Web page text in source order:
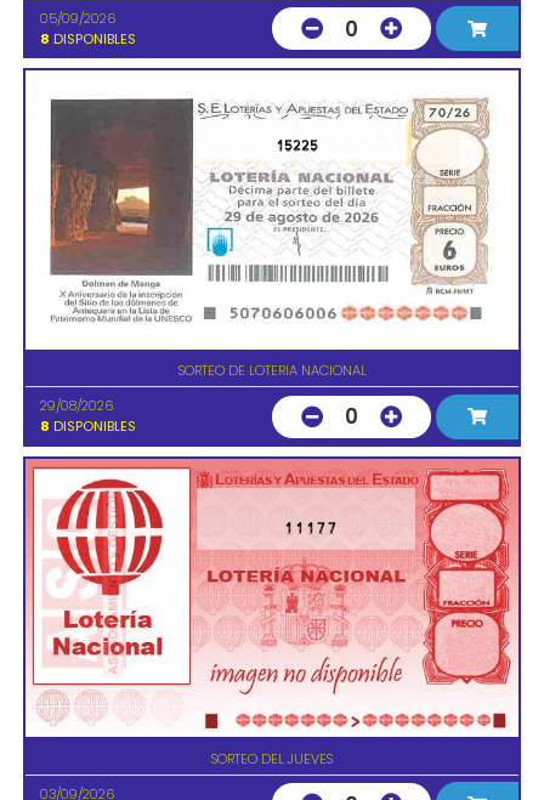
05/09/2026
8 DISPONIBLES 0
15225
SORTEO DE LOTERIA NACIONAL
29/08/2026
8 DISPONIBLES 0
11177
SORTEO DEL JUEVES
03/09/2026